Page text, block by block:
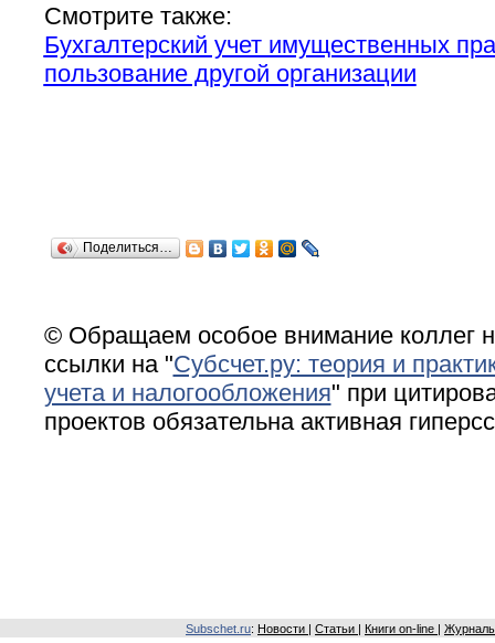
Смотрите также:
Бухгалтерский учет имущественных
пользование другой организации
Поделиться…
© Обращаем особое внимание коллег
ссылки на "Субсчет.ру: теория и
учета и налогообложения" при
проектов обязательна активная
Subschet.ru: Новости Статьи Книги on-line